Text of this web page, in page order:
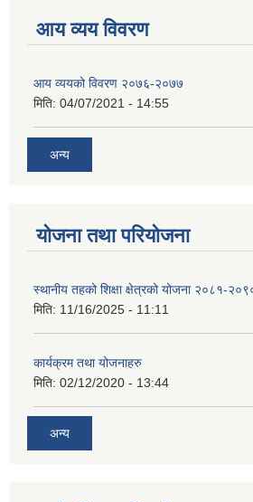
आय व्यय विवरण
आय व्ययको विवरण २०७६-२०७७
मिति: 04/07/2021 - 14:55
अन्य
योजना तथा परियोजना
स्थानीय तहको शिक्षा क्षेत्रको योजना २०८१-
मिति: 11/16/2025 - 11:11
कार्यक्रम तथा योजनाहरु
मिति: 02/12/2020 - 13:44
अन्य